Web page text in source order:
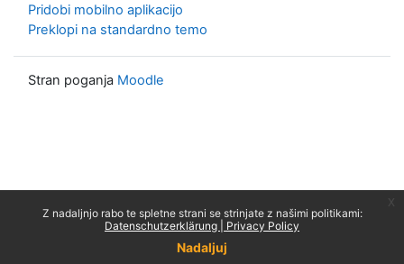
Z nadaljnjo rabo te spletne strani se strinjate z našimi politikami:
Datenschutzerklärung | Privacy Policy
Nadaljuj
Pridobi mobilno aplikacijo
Preklopi na standardno temo
Stran poganja Moodle